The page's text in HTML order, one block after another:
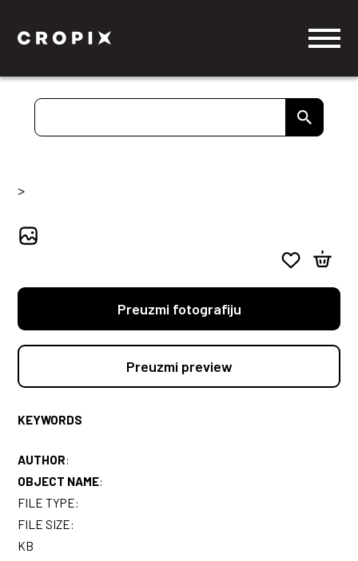
>
Preuzmi fotografiju
Preuzmi preview
KEYWORDS
AUTHOR:
OBJECT NAME:
FILE TYPE:
FILE SIZE:
KB